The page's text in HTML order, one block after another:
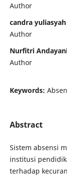
Author
candra yuliasyah
Author
Nurfitri
Author
Keywords:
Abstract
Sistem absensi
institusi
terhadap